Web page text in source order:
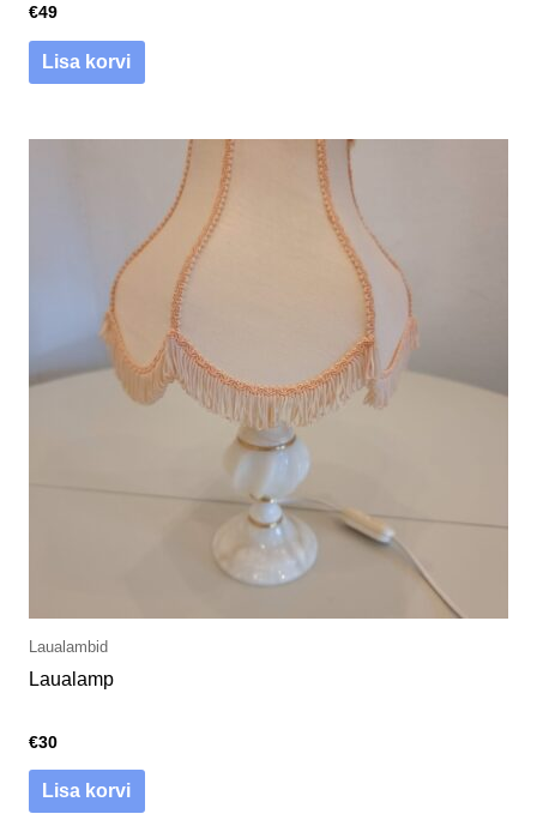
€49
Lisa korvi
Laualambid
Laualamp
€30
Lisa korvi